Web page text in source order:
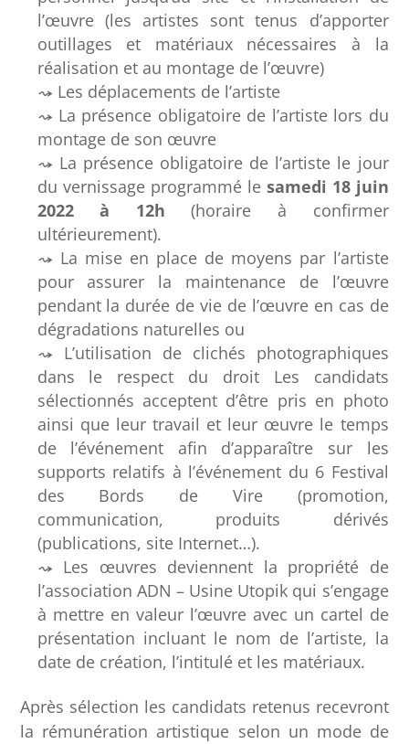
l’œuvre (les artistes sont tenus d’apporter
outillages et matériaux nécessaires à la
réalisation et au montage de l’œuvre)
Les déplacements de l’artiste
La présence obligatoire de l’artiste lors du
montage de son œuvre
La présence obligatoire de l’artiste le jour
du vernissage programmé le samedi 18 juin
2022 à 12h(horaire à confirmer
ultérieurement).
La mise en place de moyens par l’artiste
pour assurer la maintenance de l’œuvre
pendant la durée de vie de l’œuvre en cas de
dégradations naturelles ou
L’utilisation de clichés photographiques
dans le respect du droit Les candidats
sélectionnés acceptent d’être pris en photo
ainsi que leur travail et leur œuvre le temps
de l’événement afin d’apparaître sur les
supports relatifs à l’événement du 6 Festival
des Bords de Vire (promotion,
communication, produits dérivés
(publications, site Internet…).
Les œuvres deviennent la propriété de
l’association ADN – Usine Utopik qui s’engage
à mettre en valeur l’œuvre avec un cartel de
présentation incluant le nom de l’artiste, la
date de création, l’intitulé et les matériaux.
Après sélection les candidats retenus recevront
la rémunération artistique selon un mode de